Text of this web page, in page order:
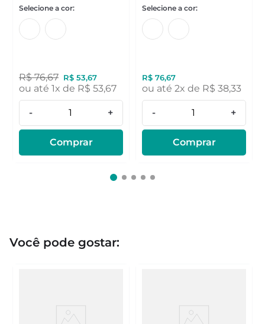
R$ 76,67 R$ 53,67
ou até 1x de R$ 53,67
- +
Comprar
R$ 76,67
ou até 2x de R$ 38,33
- +
Comprar
Você pode gostar: